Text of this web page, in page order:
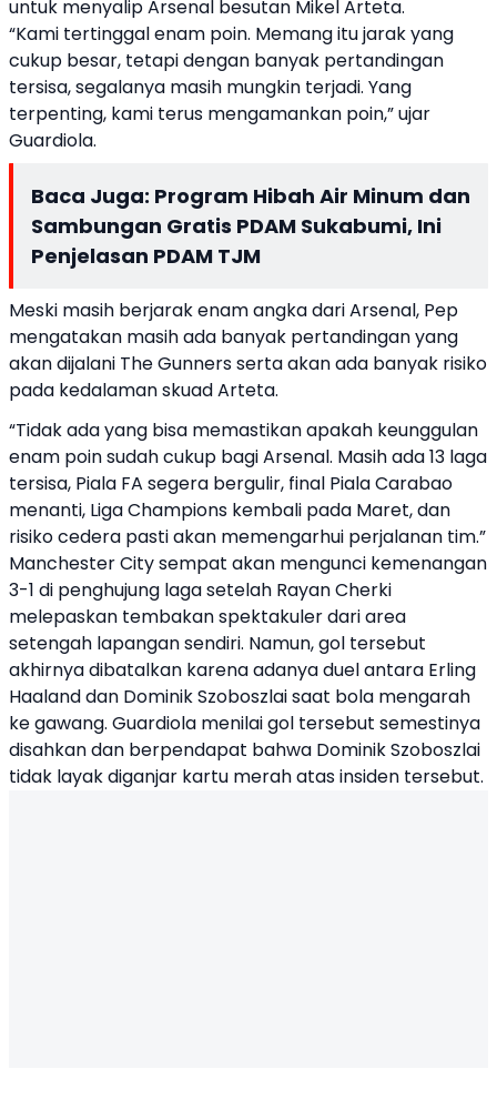
untuk menyalip Arsenal besutan Mikel Arteta.
“Kami tertinggal enam poin. Memang itu jarak yang
cukup besar, tetapi dengan banyak pertandingan
tersisa, segalanya masih mungkin terjadi. Yang
terpenting, kami terus mengamankan poin,” ujar
Guardiola.
Baca Juga: Program Hibah Air Minum dan
Sambungan Gratis PDAM Sukabumi, Ini
Penjelasan PDAM TJM
Meski masih berjarak enam angka dari Arsenal, Pep
mengatakan masih ada banyak pertandingan yang
akan dijalani The Gunners serta akan ada banyak risiko
pada kedalaman skuad Arteta.
“Tidak ada yang bisa memastikan apakah keunggulan
enam poin sudah cukup bagi Arsenal. Masih ada 13 laga
tersisa, Piala FA segera bergulir, final Piala Carabao
menanti, Liga Champions kembali pada Maret, dan
risiko cedera pasti akan memengarhui perjalanan tim.”
Manchester City sempat akan mengunci kemenangan
3-1 di penghujung laga setelah Rayan Cherki
melepaskan tembakan spektakuler dari area
setengah lapangan sendiri. Namun, gol tersebut
akhirnya dibatalkan karena adanya duel antara Erling
Haaland dan Dominik Szoboszlai saat bola mengarah
ke gawang. Guardiola menilai gol tersebut semestinya
disahkan dan berpendapat bahwa Dominik Szoboszlai
tidak layak diganjar kartu merah atas insiden tersebut.